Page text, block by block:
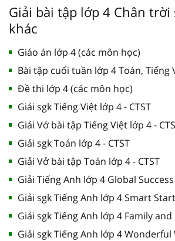
Giải bài tập lớp 4 Chân trời
khác
Giáo án lớp 4 (các môn học)
Bài tập cuối tuần lớp 4 Toán, Tiếng
Đề thi lớp 4 (các môn học)
Giải sgk Tiếng Việt lớp 4 - CTST
Giải Vở bài tập Tiếng Việt lớp 4 -
Giải sgk Toán lớp 4 - CTST
Giải Vở bài tập Toán lớp 4 - CTST
Giải Tiếng Anh lớp 4 Global Success
Giải sgk Tiếng Anh lớp 4 Smart Start
Giải sgk Tiếng Anh lớp 4 Family and
Giải sgk Tiếng Anh lớp 4 Wonderful